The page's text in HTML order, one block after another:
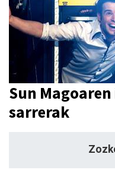
Sun
sarrerak